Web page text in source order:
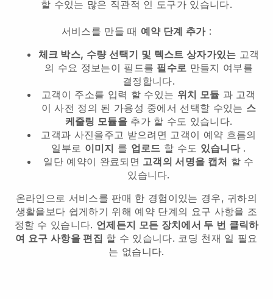
할 수있는 많은 직관적 인 도구가 있습니다.
서비스를 만들 때 예약 단계 추가:
체크 박스, 수량 선택기 및 텍스트 상자가있는 고객
의 수요 정보는이 필드를 필수로 만들지 여부를
결정합니다.
고객이 주소를 입력 할 수있는 위치 모듈 과 고객
이 사전 정의 된 가용성 중에서 선택할 수있는 스
케줄링 모듈을추가 할 수도 있습니다.
고객과 사진을주고 받으려면 고객이 예약 흐름의
일부로 이미지 를 업로드 할 수도 있습니다.
일단 예약이 완료되면 고객의 서명을 캡처 할 수
있습니다.
온라인으로 서비스를 판매 한 경험이있는 경우, 귀하의
생활을보다 쉽게하기 위해 예약 단계의 요구 사항을 조
정할 수 있습니다. 언제든지 모든 장치에서 두 번 클릭하
여 요구 사항을 편집 할 수 있습니다. 코딩 천재 일 필요
는 없습니다.